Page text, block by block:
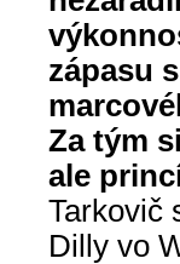
zápasu
Za tým
ale
Tarkovič
Dilly vo